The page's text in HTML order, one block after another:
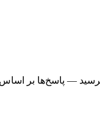
— پاسخ‌ها بر اساس